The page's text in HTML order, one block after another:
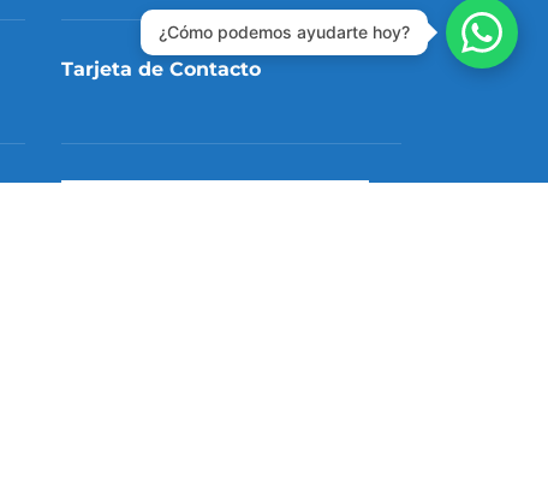
Tarjeta de Contacto
¿Cómo podemos ayudarte hoy?